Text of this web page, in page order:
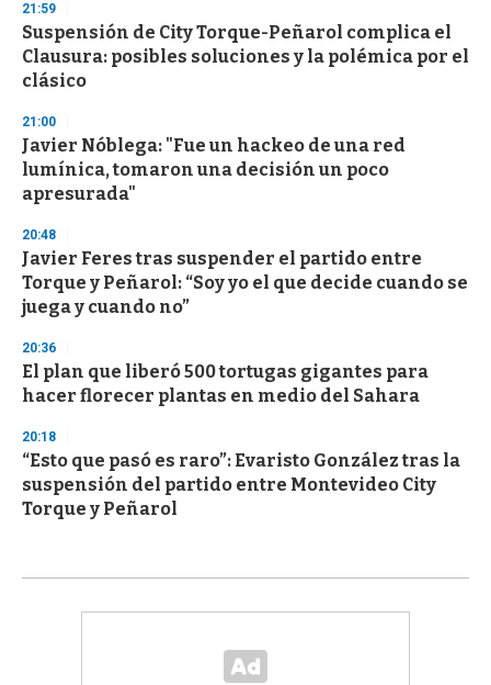
21:59
Suspensión de City Torque-Peñarol complica el
Clausura: posibles soluciones y la polémica por el
clásico
21:00
Javier Nóblega: "Fue un hackeo de una red
lumínica, tomaron una decisión un poco
apresurada"
20:48
Javier Feres tras suspender el partido entre
Torque y Peñarol: “Soy yo el que decide cuando se
juega y cuando no”
20:36
El plan que liberó 500 tortugas gigantes para
hacer florecer plantas en medio del Sahara
20:18
“Esto que pasó es raro”: Evaristo González tras la
suspensión del partido entre Montevideo City
Torque y Peñarol